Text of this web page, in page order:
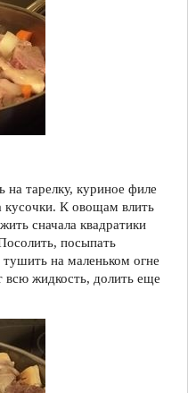
на тарелку, куриное филе
кусочки. К овощам влить
сначала квадратики
посыпать
на маленьком огне
всю жидкость, долить еще